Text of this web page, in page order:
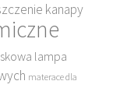
kanapy
lampa
materace dla